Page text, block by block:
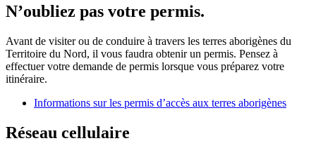
N’oubliez pas votre permis.
Avant de visiter ou de conduire à travers les terres aborigènes du
Territoire du Nord, il vous faudra obtenir un permis. Pensez à
effectuer votre demande de permis lorsque vous préparez votre
itinéraire.
Informations sur les permis d’accès aux terres aborigènes
Réseau cellulaire